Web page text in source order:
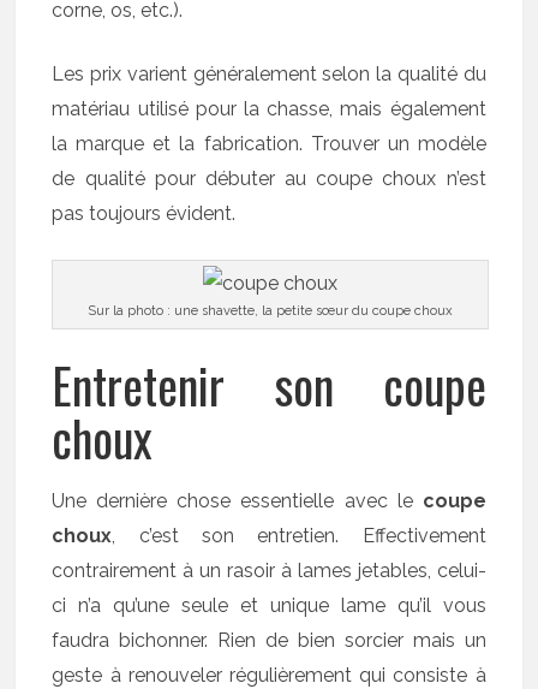
corne, os, etc.).
Les prix varient généralement selon la qualité du
matériau utilisé pour la chasse, mais également
la marque et la fabrication. Trouver un modèle
de qualité pour débuter au coupe choux n’est
pas toujours évident.
Sur la photo : une shavette, la petite sœur du coupe choux
Entretenir son coupe
choux
Une dernière chose essentielle avec le coupe
choux, c’est son entretien. Effectivement
contrairement à un rasoir à lames jetables, celui-
ci n’a qu’une seule et unique lame qu’il vous
faudra bichonner. Rien de bien sorcier mais un
geste à renouveler régulièrement qui consiste à